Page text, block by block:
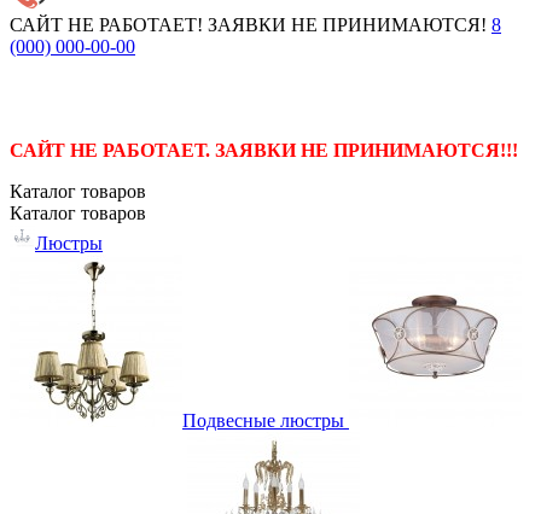
САЙТ НЕ РАБОТАЕТ! ЗАЯВКИ НЕ ПРИНИМАЮТСЯ! 8
(000) 000-00-00
САЙТ НЕ РАБОТАЕТ. ЗАЯВКИ НЕ ПРИНИМАЮТСЯ!!!
Каталог товаров
Каталог товаров
Люстры
Подвесные люстры